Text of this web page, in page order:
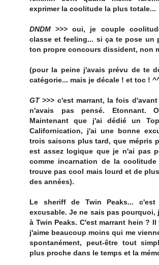
exprimer la coolitude la plus totale...
DNDM>>> oui, je couple
classe et feeling... si ça te pose un
ton propre concours dissident, non
(pour la peine j'avais prévu de te
catégorie... mais je décale ! et toc !
GT>>> c'est marrant, la fois
n'avais pas pensé. Etonnant.
Maintenant que j'ai dédié un
Californication, j'ai une bonne
trois saisons plus tard, que mépris
est assez logique que je n'ai pas
comme incarnation de la
trouve pas cool mais lourd et de
des années).
Le sheriff de Twin Peaks... c'est
excusable. Je ne sais pas pourquoi,
à Twin Peaks. C'est marrant hein ?
j'aime beaucoup moins qui me
spontanément, peut-être tout
plus proche dans le temps et la